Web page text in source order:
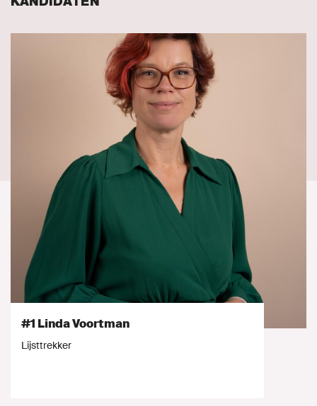
#1 Linda Voortman
Lijsttrekker
Vacatures
Werkgroepen
Naar GroenLinks.nl
MIJN GROENLINKS